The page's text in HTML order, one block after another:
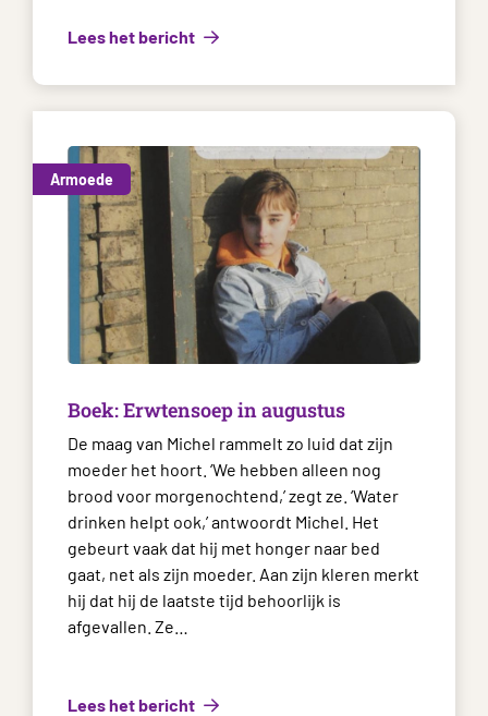
Lees het bericht
Armoede
Boek: Erwtensoep in augustus
De maag van Michel rammelt zo luid dat zijn
moeder het hoort. ‘We hebben alleen nog
brood voor morgenochtend,’ zegt ze. ‘Water
drinken helpt ook,’ antwoordt Michel. Het
gebeurt vaak dat hij met honger naar bed
gaat, net als zijn moeder. Aan zijn kleren merkt
hij dat hij de laatste tijd behoorlijk is
afgevallen. Ze…
Lees het bericht